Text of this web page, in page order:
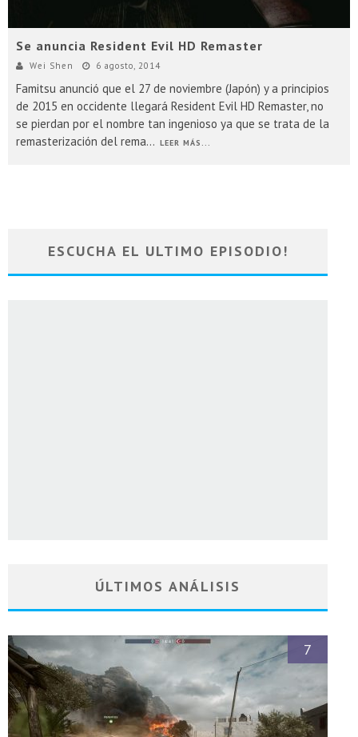
Se anuncia Resident Evil HD Remaster
Wei Shen 6 agosto, 2014
Famitsu anunció que el 27 de noviembre (Japón) y a principios
de 2015 en occidente llegará Resident Evil HD Remaster, no
se pierdan por el nombre tan ingenioso ya que se trata de la
remasterización del rema... LEER MÁS...
ESCUCHA EL ULTIMO EPISODIO!
ÚLTIMOS ANÁLISIS
7